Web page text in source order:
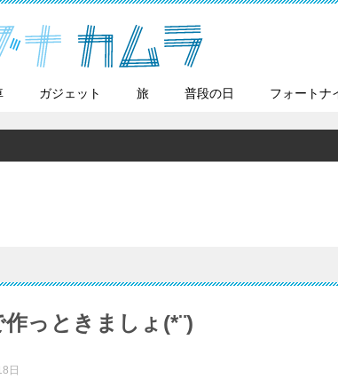
ガジェット 旅 普段の日 フォートナ
っときましょ(*¨)
日